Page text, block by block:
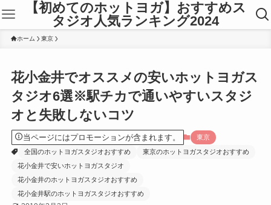
【初めてのホットヨガ】おすすめス
タジオ人気ランキング2024
ホーム 東京
花小金井でオススメの安いホットヨガス
タジオ6選※駅チカで通いやすいスタジ
オと失敗しないコツ
当ページにはプロモーションが含まれます。
東京
全国のホットヨガスタジオおすすめ
東京のホットヨガスタジオおすすめ
花小金井で安いホットヨガスタジオ
花小金井のホットヨガスタジオおすすめ
花小金井駅のホットヨガスタジオおすすめ